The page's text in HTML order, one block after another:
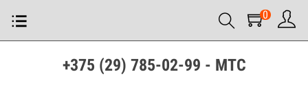
0
+375 (29) 785-02-99 - МТС